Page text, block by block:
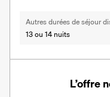
Autres durées de séjour
13 ou 14 nuits
L’offre